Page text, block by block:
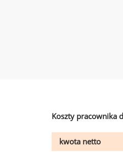
Koszty pracownika
kwota netto